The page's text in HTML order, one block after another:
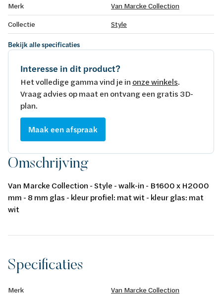
Merk
Van Marcke Collection
Collectie
Style
Bekijk alle specificaties
Interesse in dit product?
Het volledige gamma vind je in onze winkels.
Vraag advies op maat en ontvang een gratis 3D-
plan.
Maak een afspraak
Omschrijving
Van Marcke Collection - Style - walk-in - B1600 x H2000
mm - 8 mm glas - kleur profiel: mat wit - kleur glas: mat
wit
Specificaties
Merk
Van Marcke Collection